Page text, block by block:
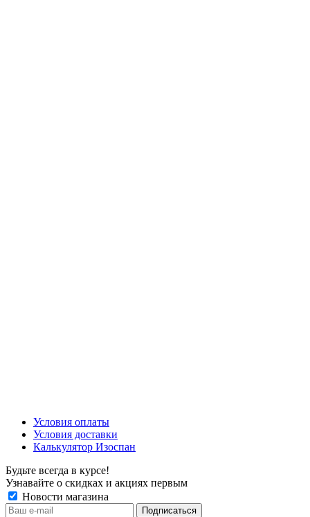
Условия оплаты
Условия доставки
Калькулятор Изоспан
Будьте всегда в курсе!
Узнавайте о скидках и акциях первым
Новости магазина